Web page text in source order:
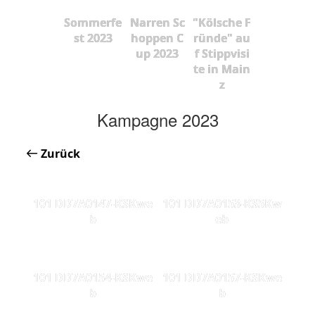
Sommerfe
st 2023
Narren Sc
hoppen C
up 2023
"Kölsche F
ründe" au
f Stippvisi
te in Main
z
Kampagne 2023
Zurück
101 DD7A0147-KSKwe
b
101 DD7A0153-KS5Kw
eb
101 DD7A0154-KSKwe
b
101 DD7A0157-KSKwe
b